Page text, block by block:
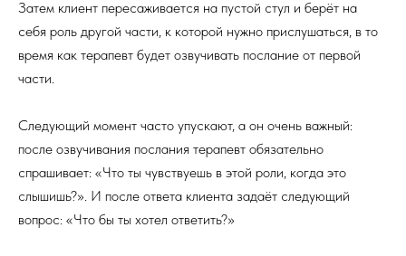
Затем клиент пересаживается на пустой стул и берёт на
себя роль другой части, к которой нужно прислушаться, в то
время как терапевт будет озвучивать послание от первой
части.
Следующий момент часто упускают, а он очень важный:
после озвучивания послания терапевт обязательно
спрашивает: «Что ты чувствуешь в этой роли, когда это
слышишь?». И после ответа клиента задаёт следующий
вопрос: «Что бы ты хотел ответить?»